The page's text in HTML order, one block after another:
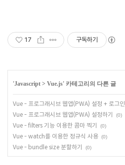
17 구독하기
'Javascript > Vue.js' 카테고리의 다른 글
Vue - 프로그래시브 웹앱(PWA) 설정 + 로그인
Vue - 프로그래시브 웹앱(PWA) 설정하기 (0)
Vue - filters 기능 이용한 콤마 찍기 (0)
Vue - watch를 이용한 정규식 사용 (0)
Vue - bundle size 분할하기 (0)